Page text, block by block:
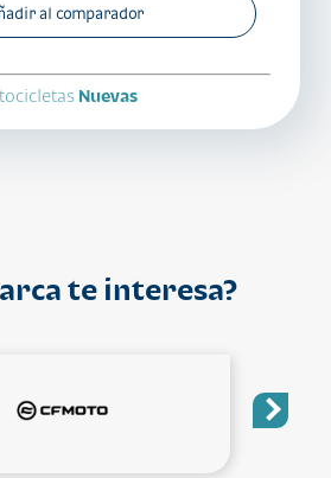
al comparador
Nuevas
te interesa?